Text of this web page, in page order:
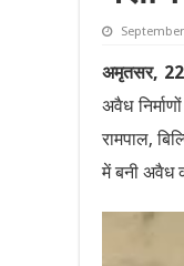
अमृतसर,
अवैध
रामपाल,
में बनी अवैध